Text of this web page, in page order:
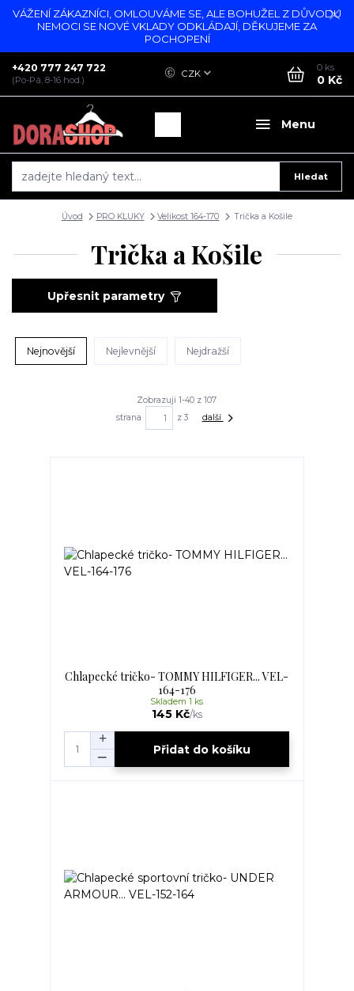
VÁŽENÍ ZÁKAZNÍCI, OMLOUVÁME SE, ALE BOHUŽEL Z DŮVODU
NEMOCI SE NOVÉ VKLADY ODKLÁDAJÍ, DĚKUJEME ZA
POCHOPENÍ
Menu
CZK
Hledat
+420 777 247 722
(Po-Pá, 8-16 hod.)
0 ks
0 Kč
Úvod PRO KLUKY Velikost 164-170 Trička a Košile
Trička a Košile
Upřesnit parametry
Nejnovější Nejlevnější Nejdražší
Zobrazuji 1-40 z 107
strana
z 3 další
Chlapecké tričko- TOMMY HILFIGER... VEL-
164-176
145 Kč/ks
Skladem 1 ks
Přidat do košíku